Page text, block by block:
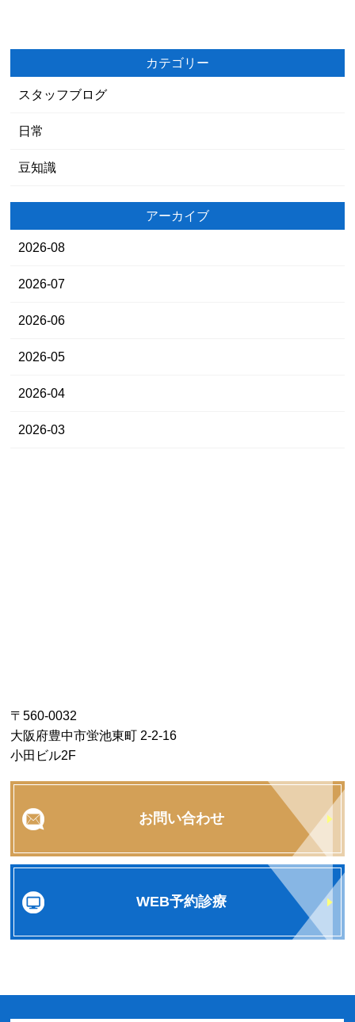
カテゴリー
スタッフブログ
日常
豆知識
アーカイブ
2026-08
2026-07
2026-06
2026-05
2026-04
2026-03
〒560-0032
大阪府豊中市蛍池東町 2-2-16
小田ビル2F
お問い合わせ
WEB予約診療